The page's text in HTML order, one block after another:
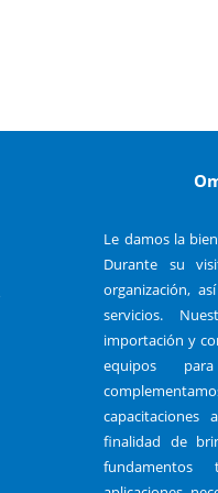
Le damos la
Durante su
organización,
servicios.
importación y
equipos
finalidad de
fundamentos